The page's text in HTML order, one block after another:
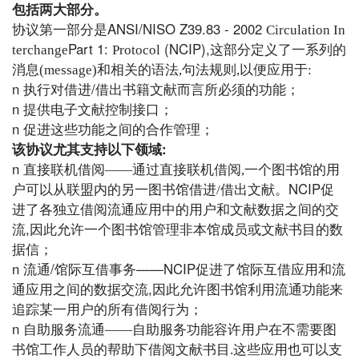
包括两大部分。
协议第一部分是ANSI/NISO Z39.83 - 2002 Circulation In
terchangePart 1: Protocol (NCIP),这部分定义了一系列的
消息(message)和相关的语法,句法规则 ,以便应用于:
n 执行对借进/借出书籍文献而言所必须的功能 ；
n 提供电子文献控制接口 ；
n 促进这些功能之间的合作管理 ；
该协议尤其支持以下领域:
n 直接联机借阅——通过直接联机借阅,一个图书馆的用
户可以从联盟内的另一图书馆借进/借出文献。 NCIP促
进了各独立借阅流通应用中的用户和文献数据之间的交
流,因此允许一个图书馆管理非本馆成员或文献书目的数
据信 ；
n 流通/馆际互借事务——NCIP促进了馆际互借应用和流
通应用之间的数据交流,因此允许图书馆利用流通功能来
追踪某一用户的所有借阅行为 ；
n 自助服务流通——自助服务功能容许用户在不需要图
书馆工作人员的帮助下借阅文献书目.这些应用也可以支